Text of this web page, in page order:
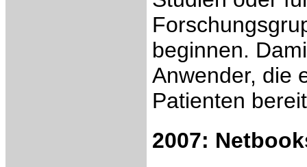
beginnen.
Anwender, die
Patienten
2007: